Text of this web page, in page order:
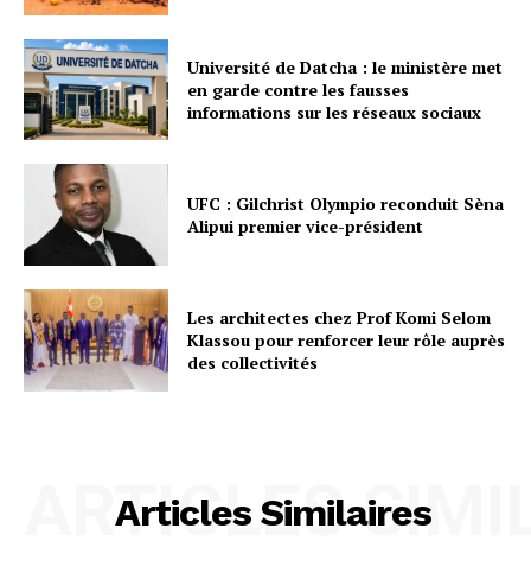
Université de Datcha : le ministère met
en garde contre les fausses
informations sur les réseaux sociaux
UFC : Gilchrist Olympio reconduit Sèna
Alipui premier vice-président
Les architectes chez Prof Komi Selom
Klassou pour renforcer leur rôle auprès
des collectivités
Articles Similaires
ARTICLES